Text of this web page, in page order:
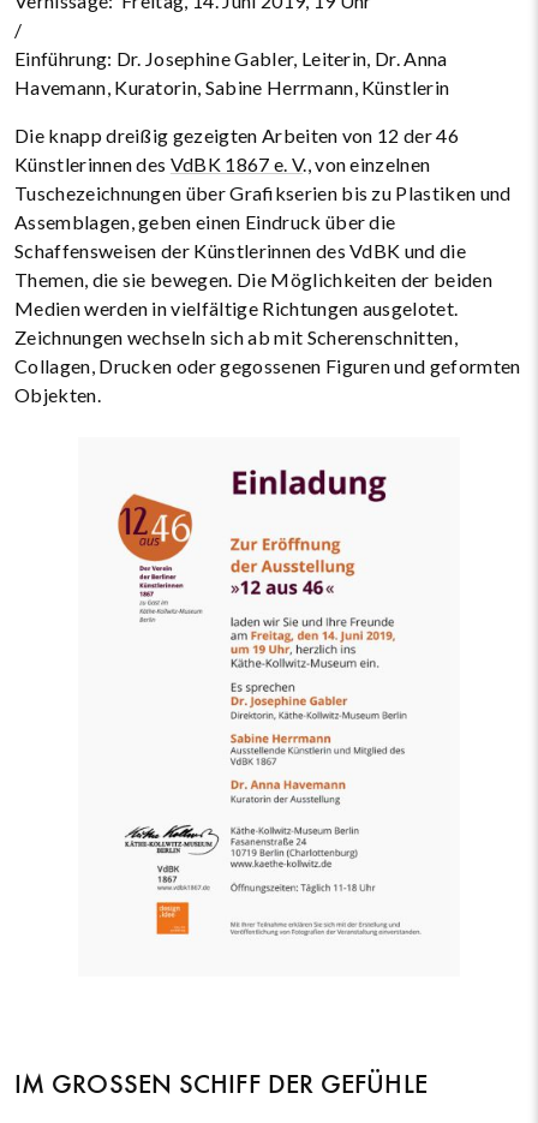
/
Einführung: Dr. Josephine Gabler, Leiterin, Dr. Anna
Havemann, Kuratorin, Sabine Herrmann, Künstlerin
Die knapp dreißig gezeigten Arbeiten von 12 der 46
Künstlerinnen des VdBK 1867 e. V., von einzelnen
Tuschezeichnungen über Grafikserien bis zu Plastiken und
Assemblagen, geben einen Eindruck über die
Schaffensweisen der Künstlerinnen des VdBK und die
Themen, die sie bewegen. Die Möglichkeiten der beiden
Medien werden in vielfältige Richtungen ausgelotet.
Zeichnungen wechseln sich ab mit Scherenschnitten,
Collagen, Drucken oder gegossenen Figuren und geformten
Objekten.
IM GROSSEN SCHIFF DER GEFÜHLE